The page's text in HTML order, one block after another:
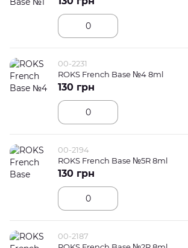
00-2231
ROKS French Base №4 8ml
130 грн
00-2194
ROKS French Base №5R 8ml
130 грн
00-2187